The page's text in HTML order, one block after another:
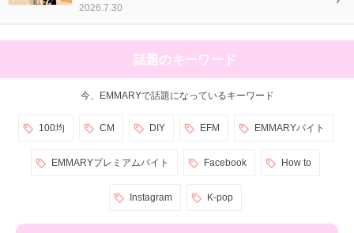
2026.7.30
話題のキーワード
今、EMMARYで話題になっているキーワード
100均 CM DIY EFM EMMARYバイト
EMMARYプレミアムバイト Facebook How to
Instagram K-pop